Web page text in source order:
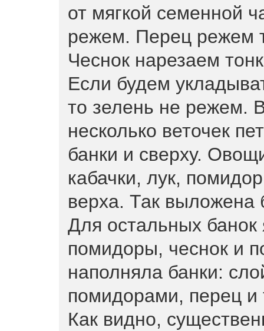
от мягкой семенной
режем. Перец режем
Чеснок нарезаем
Если будем
то зелень не режем.
несколько веточек
банки и сверху.
кабачки, лук,
верха. Так выложена
Для остальных
помидоры, чеснок и
наполняла банки:
помидорами, перец и
Как видно,